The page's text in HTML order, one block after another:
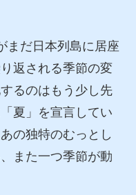
まだ日本列島に居座
返される季節の変
るのはもう少し先
夏」を宣言してい
の独特のむっとし
また一つ季節が動